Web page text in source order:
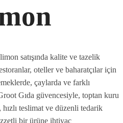
satışında kalite ve tazelik
oteller ve baharatçılar için
çaylarda ve farklı
Gıda güvencesiyle, toptan kuru
teslimat ve düzenli tedarik
bir ürüne ihtiyaç